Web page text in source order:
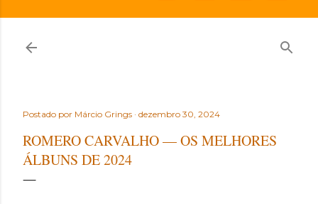
Postado por Márcio Grings dezembro 30, 2024
ROMERO CARVALHO — OS MELHORES
ÁLBUNS DE 2024